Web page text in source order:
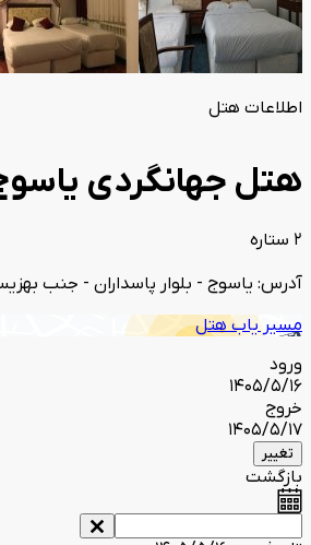
اطلاعات هتل
هتل جهانگردی
2 ستاره
آدرس: یاسوج - بلوار پاسداران - جنب
مسیر یاب هتل
ورود
1405/5/16
خروج
1405/5/17
تغییر
بازگشت